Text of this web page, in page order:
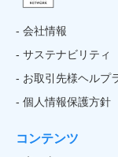
- 会社情報
- サステナビリティ
- お取引先様ヘルプ
- 個人情報保護方針
コンテンツ